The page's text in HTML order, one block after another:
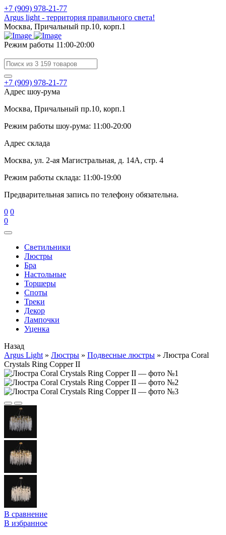
+7 (909) 978-21-77
Argus light - территория правильного света!
Москва, Причальный пр.10, корп.1
Режим работы 11:00-20:00
+7 (909) 978-21-77
Адрес шоу-рума
Москва, Причальный пр.10, корп.1
Режим работы шоу-рума: 11:00-20:00
Адрес склада
Москва, ул. 2-ая Магистральная, д. 14А, стр. 4
Режим работы склада: 11:00-19:00
Предварительная запись по телефону обязательна.
0 0
0
Cветильники
Люстры
Бра
Настольные
Торшеры
Споты
Треки
Декор
Лампочки
Уценка
Назад
Argus Light » Люстры » Подвесные люстры » Люстра Coral
Crystals Ring Copper II
В сравнение
В избранное